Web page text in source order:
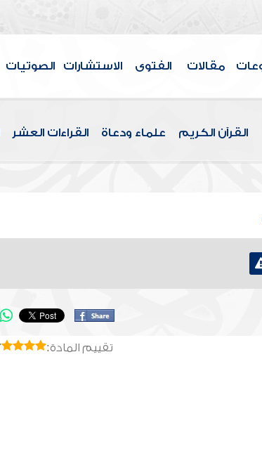
مقالات الفتوى الاستشارات الصوتيات
القرآن الكريم علماء ودعاة القراءات العشر
تقييم المادة: